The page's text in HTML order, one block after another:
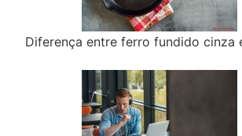
Diferença entre ferro fundido cinza